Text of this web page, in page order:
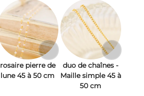
rosaire pierre de
lune 45 à 50 cm
duo de chaînes -
Maille simple 45 à
50 cm